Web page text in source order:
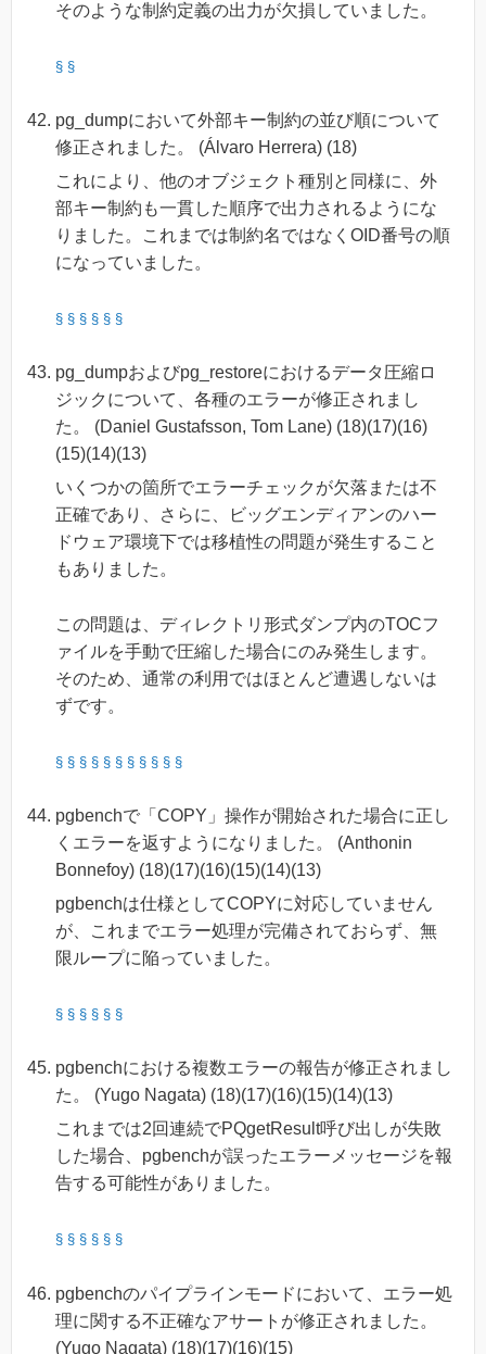
そのような制約定義の出力が欠損していました。
§ §
pg_dumpにおいて外部キー制約の並び順について
修正されました。 (Álvaro Herrera) (18)
これにより、他のオブジェクト種別と同様に、外
部キー制約も一貫した順序で出力されるようにな
りました。これまでは制約名ではなくOID番号の順
になっていました。
§ § § § § §
pg_dumpおよびpg_restoreにおけるデータ圧縮ロ
ジックについて、各種のエラーが修正されまし
た。 (Daniel Gustafsson, Tom Lane) (18)(17)(16)
(15)(14)(13)
いくつかの箇所でエラーチェックが欠落または不
正確であり、さらに、ビッグエンディアンのハー
ドウェア環境下では移植性の問題が発生すること
もありました。
この問題は、ディレクトリ形式ダンプ内のTOCフ
ァイルを手動で圧縮した場合にのみ発生します。
そのため、通常の利用ではほとんど遭遇しないは
ずです。
§ § § § § § § § § § §
pgbenchで「COPY」操作が開始された場合に正し
くエラーを返すようになりました。 (Anthonin
Bonnefoy) (18)(17)(16)(15)(14)(13)
pgbenchは仕様としてCOPYに対応していません
が、これまでエラー処理が完備されておらず、無
限ループに陥っていました。
§ § § § § §
pgbenchにおける複数エラーの報告が修正されまし
た。 (Yugo Nagata) (18)(17)(16)(15)(14)(13)
これまでは2回連続でPQgetResult呼び出しが失敗
した場合、pgbenchが誤ったエラーメッセージを報
告する可能性がありました。
§ § § § § §
pgbenchのパイプラインモードにおいて、エラー処
理に関する不正確なアサートが修正されました。
(Yugo Nagata) (18)(17)(16)(15)